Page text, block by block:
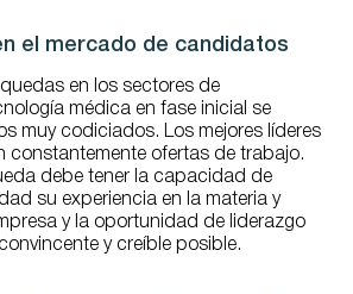
el mercado de candidatos
en los sectores de
médica en fase inicial se
muy codiciados. Los mejores líderes
constantemente ofertas de trabajo.
debe tener la capacidad de
su experiencia en la materia y
y la oportunidad de liderazgo
y creíble posible.